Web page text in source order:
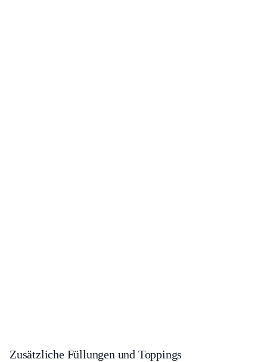
Zusätzliche Füllungen und Toppings